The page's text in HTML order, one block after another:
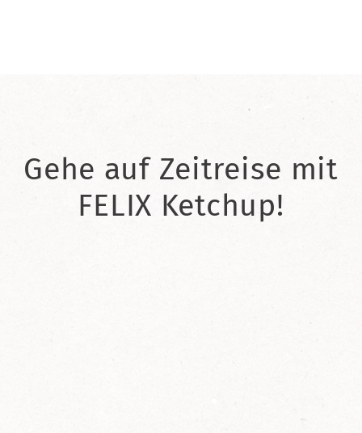
Gehe auf Zeitreise mit
FELIX Ketchup!